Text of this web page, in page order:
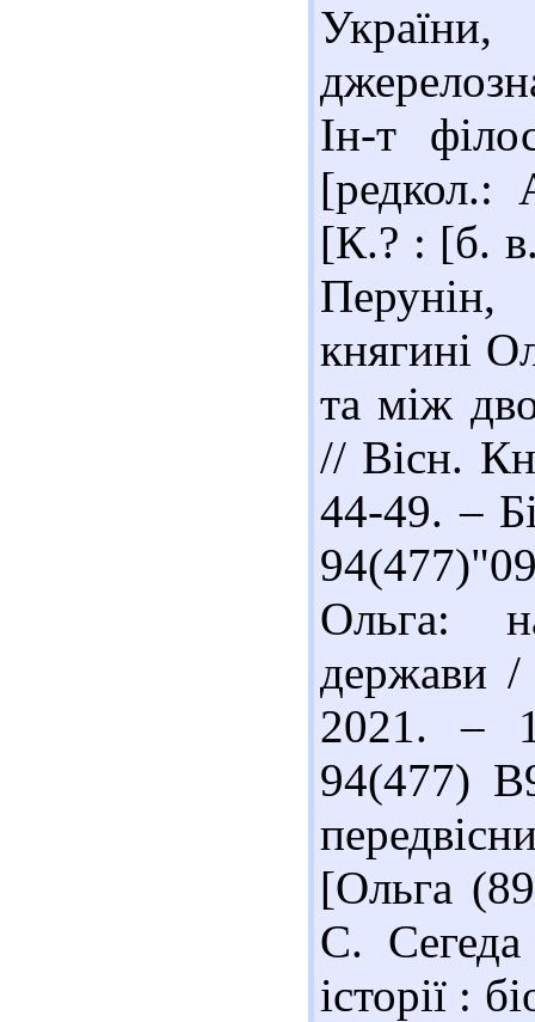
Ін-т
[редкол.:
[К.? : [б.
княгині
та між
// Вісн.
44-49. –
Ольга:
держави
2021. –
94(477)
[Ольга
С. Сегеда
історії :